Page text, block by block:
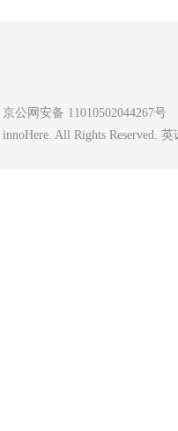
京公网安备 11010502044267号
innoHere. All Rights Reserved.